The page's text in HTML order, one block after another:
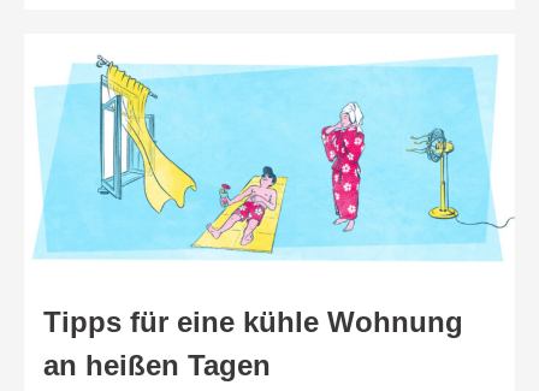
Tipps für eine kühle Wohnung
an heißen Tagen